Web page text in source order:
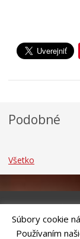
Podobné
0
8
6
0
8
6
0
8
6
Všetko
Riešenie ANTIK
Súbory cookie
Používaním